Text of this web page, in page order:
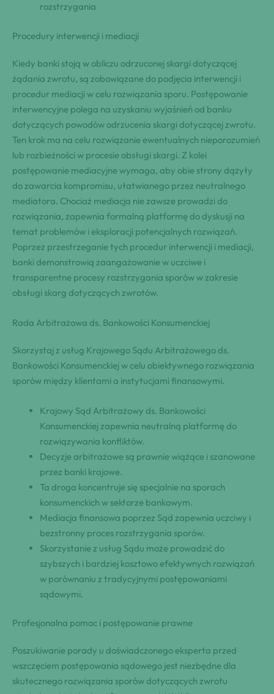
rozstrzygania
Procedury interwencji i mediacji
Kiedy banki stoją w obliczu odrzuconej skargi dotyczącej
żądania zwrotu, są zobowiązane do podjęcia interwencji i
procedur mediacji w celu rozwiązania sporu. Postępowanie
interwencyjne polega na uzyskaniu wyjaśnień od banku
dotyczących powodów odrzucenia skargi dotyczącej zwrotu.
Ten krok ma na celu rozwiązanie ewentualnych nieporozumień
lub rozbieżności w procesie obsługi skargi. Z kolei
postępowanie mediacyjne wymaga, aby obie strony dążyły
do zawarcia kompromisu, ułatwianego przez neutralnego
mediatora. Chociaż mediacja nie zawsze prowadzi do
rozwiązania, zapewnia formalną platformę do dyskusji na
temat problemów i eksploracji potencjalnych rozwiązań.
Poprzez przestrzeganie tych procedur interwencji i mediacji,
banki demonstrowią zaangażowanie w uczciwe i
transparentne procesy rozstrzygania sporów w zakresie
obsługi skarg dotyczących zwrotów.
Rada Arbitrażowa ds. Bankowości Konsumenckiej
Skorzystaj z usług Krajowego Sądu Arbitrażowego ds.
Bankowości Konsumenckiej w celu obiektywnego rozwiązania
sporów między klientami a instytucjami finansowymi.
Krajowy Sąd Arbitrażowy ds. Bankowości
Konsumenckiej zapewnia neutralną platformę do
rozwiązywania konfliktów.
Decyzje arbitrażowe są prawnie wiążące i szanowane
przez banki krajowe.
Ta droga koncentruje się specjalnie na sporach
konsumenckich w sektorze bankowym.
Mediacja finansowa poprzez Sąd zapewnia uczciwy i
bezstronny proces rozstrzygania sporów.
Skorzystanie z usług Sądu może prowadzić do
szybszych i bardziej kosztowo efektywnych rozwiązań
w porównaniu z tradycyjnymi postępowaniami
sądowymi.
Profesjonalna pomoc i postępowanie prawne
Poszukiwanie porady u doświadczonego eksperta przed
wszczęciem postępowania sądowego jest niezbędne dla
skutecznego rozwiązania sporów dotyczących zwrotu